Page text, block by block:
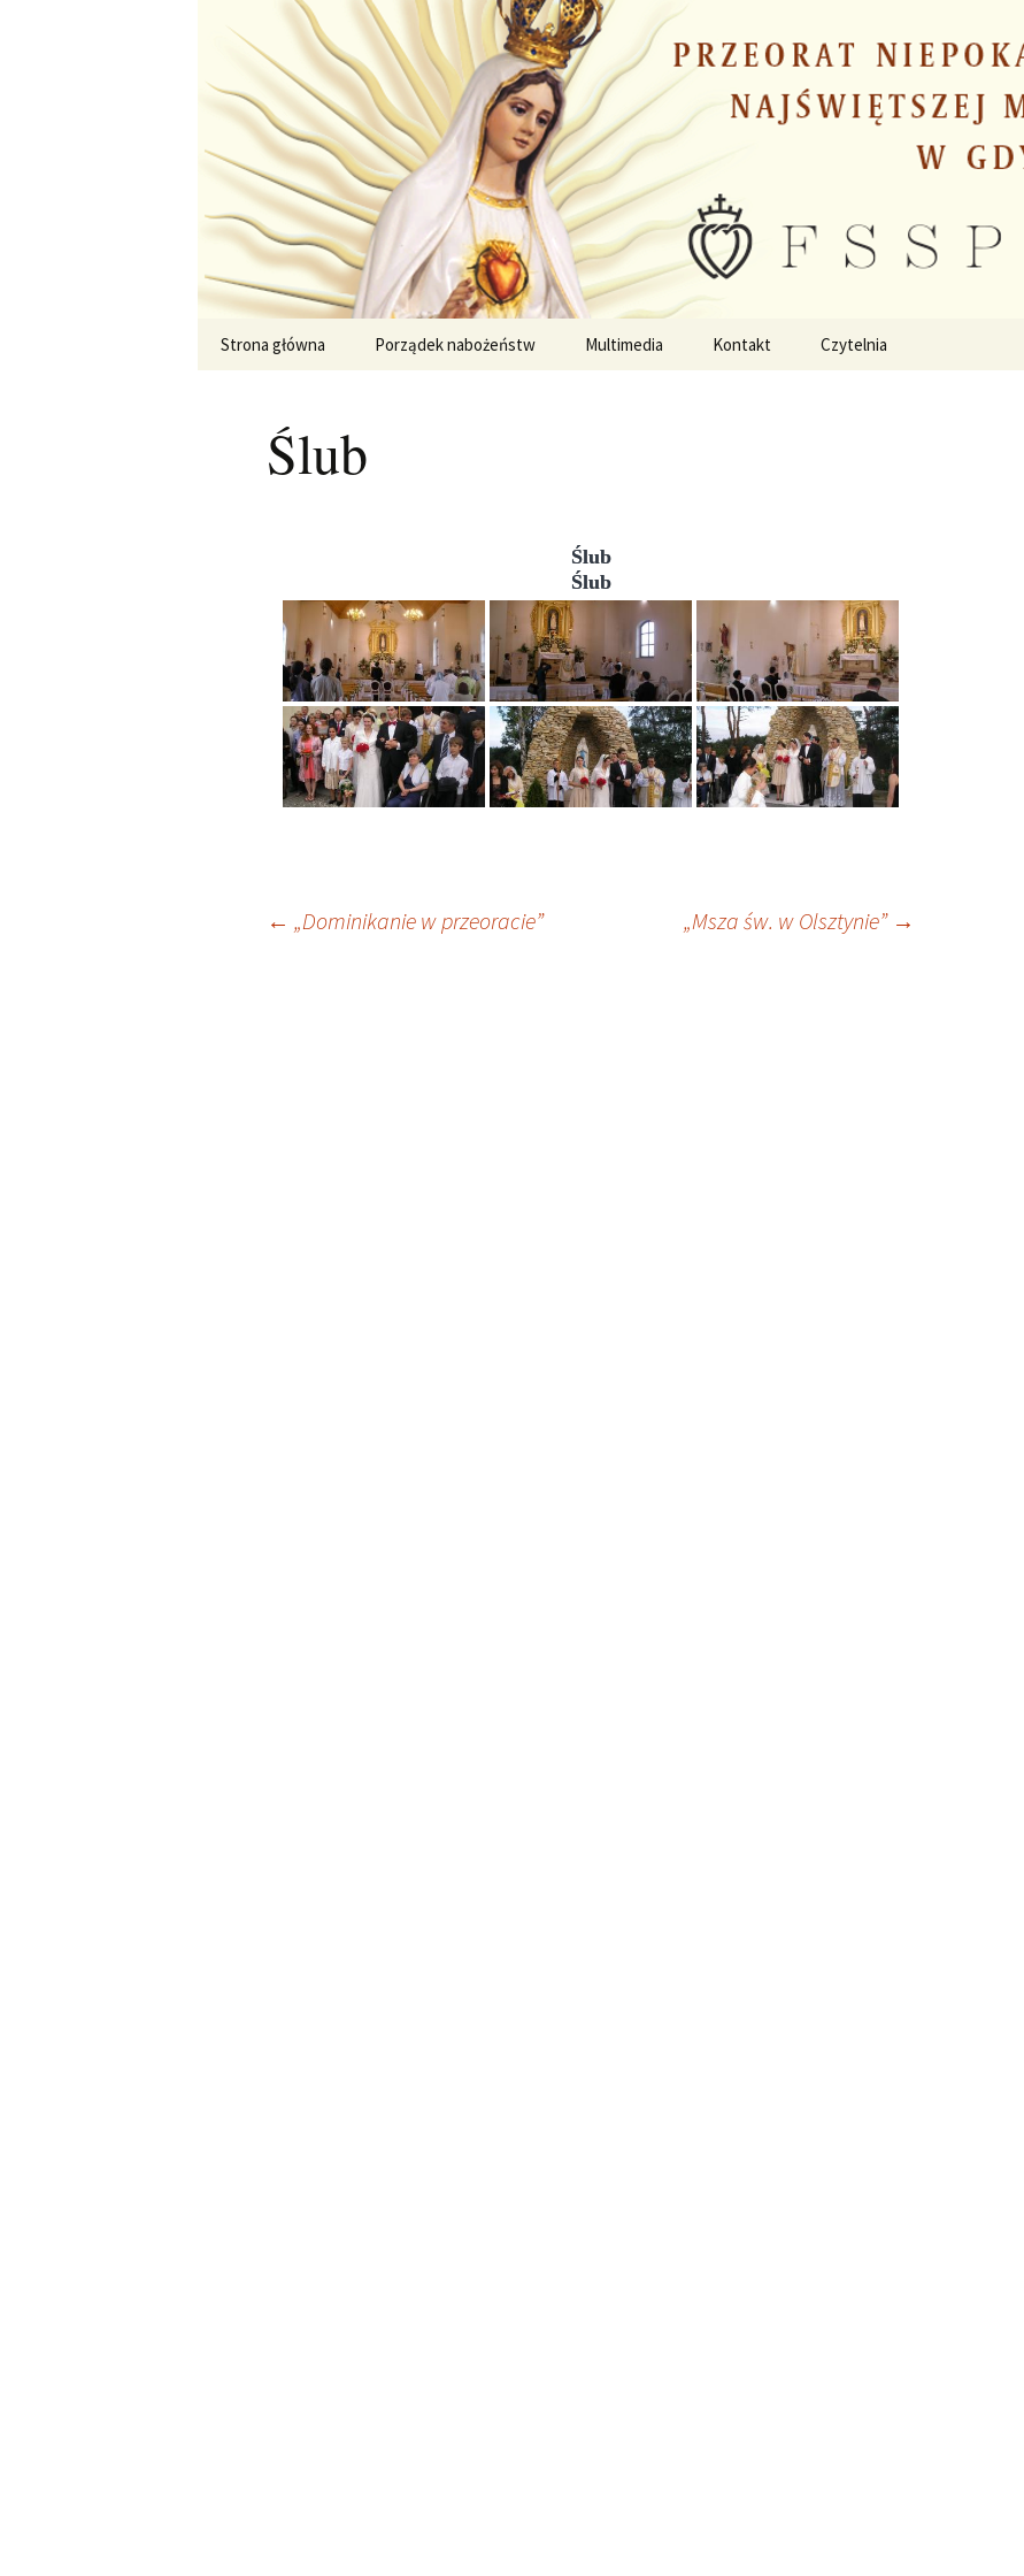
Strona główna Porządek nabożeństw Multimedia Kontakt Czytelnia
Ślub
Ślub
Ślub
Nawigacja
← „Dominikanie w przeoracie” „Msza św. w Olsztynie” →